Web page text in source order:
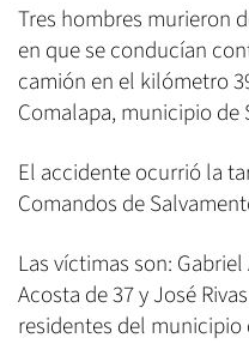
Tres hombres murieron
en que se conducían
camión en el kilómetro
Comalapa, municipio de
El accidente ocurrió la
Comandos de
Las víctimas son:
Acosta de 37 y José
residentes del municipio